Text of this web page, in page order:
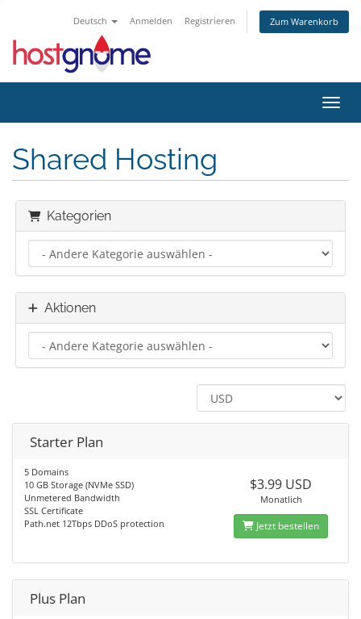
Deutsch Anmelden Registrieren Zum Warenkorb
Shared Hosting
Kategorien
Aktionen
Starter Plan
5 Domains
10 GB Storage (NVMe SSD)
Unmetered Bandwidth
SSL Certificate
Path.net 12Tbps DDoS protection
$3.99 USD
Monatlich
Jetzt bestellen
Plus Plan